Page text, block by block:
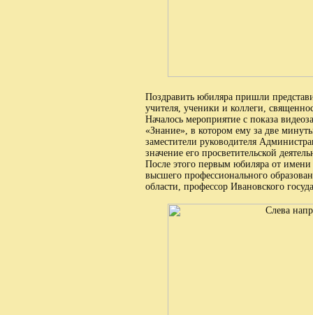
Поздравить юбиляра пришли
учителя, ученики и коллеги,
Началось мероприятие с показа
«Знание», в котором ему за две
заместители руководителя
значение его просветительской
После этого первым юбиляра от имени
высшего профессионального
области, профессор Ивановского